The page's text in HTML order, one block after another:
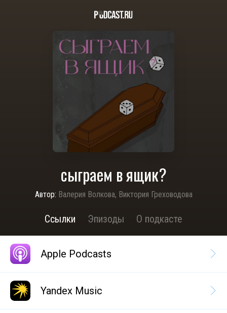
сыграем в ящик?
Автор: Валерия Волкова, Виктория Греховодова
Ссылки Эпизоды О подкасте
Apple Podcasts
Yandex Music